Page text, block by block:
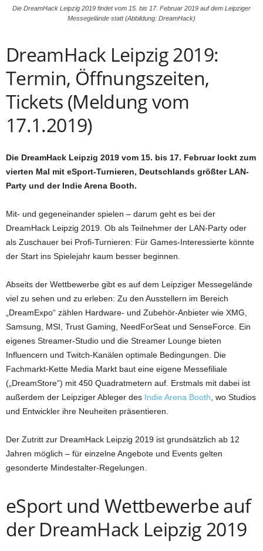
Die DreamHack Leipzig 2019 findet vom 15. bis 17. Februar 2019 auf dem Leipziger
Messegelände statt (Abbildung: DreamHack)
DreamHack Leipzig 2019:
Termin, Öffnungszeiten,
Tickets (Meldung vom
17.1.2019)
Die DreamHack Leipzig 2019 vom 15. bis 17. Februar lockt zum
vierten Mal mit eSport-Turnieren, Deutschlands größter LAN-
Party und der Indie Arena Booth.
Mit- und gegeneinander spielen – darum geht es bei der
DreamHack Leipzig 2019. Ob als Teilnehmer der LAN-Party oder
als Zuschauer bei Profi-Turnieren: Für Games-Interessierte könnte
der Start ins Spielejahr kaum besser beginnen.
Abseits der Wettbewerbe gibt es auf dem Leipziger Messegelände
viel zu sehen und zu erleben: Zu den Ausstellern im Bereich
„DreamExpo“ zählen Hardware- und Zubehör-Anbieter wie XMG,
Samsung, MSI, Trust Gaming, NeedForSeat und SenseForce. Ein
eigenes Streamer-Studio und die Streamer Lounge bieten
Influencern und Twitch-Kanälen optimale Bedingungen. Die
Fachmarkt-Kette Media Markt baut eine eigene Messefiliale
(„DreamStore“) mit 450 Quadratmetern auf. Erstmals mit dabei ist
außerdem der Leipziger Ableger des Indie Arena Booth, wo Studios
und Entwickler ihre Neuheiten präsentieren.
Der Zutritt zur DreamHack Leipzig 2019 ist grundsätzlich ab 12
Jahren möglich – für einzelne Angebote und Events gelten
gesonderte Mindestalter-Regelungen.
eSport und Wettbewerbe auf
der DreamHack Leipzig 2019